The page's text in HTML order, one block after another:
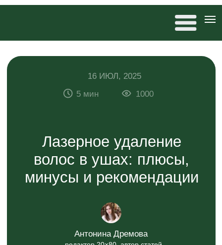
Лазерное удаление
Антонина Дремова
редактор 20×80, автор статей